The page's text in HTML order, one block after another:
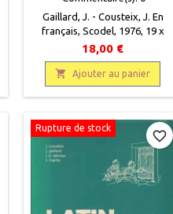
Gaillard, J. - Cousteix, J. En
français, Scodel, 1976, 19 x
19,5, 239 pages, relié, occasion.
Bon état, reliure
cartonnée.9782852371002.
18,00 €
 Ajouter au panier
Rupture de stock
favorite_border